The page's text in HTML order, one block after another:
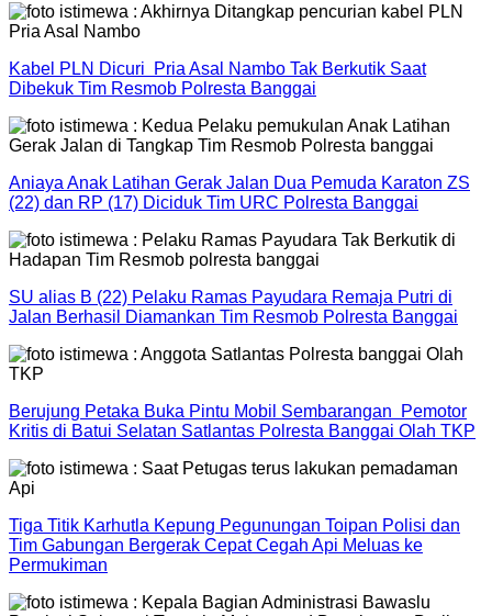
Kabel PLN Dicuri Pria Asal Nambo Tak Berkutik Saat
Dibekuk Tim Resmob Polresta Banggai
Aniaya Anak Latihan Gerak Jalan Dua Pemuda Karaton ZS
(22) dan RP (17) Diciduk Tim URC Polresta Banggai
SU alias B (22) Pelaku Ramas Payudara Remaja Putri di
Jalan Berhasil Diamankan Tim Resmob Polresta Banggai
Berujung Petaka Buka Pintu Mobil Sembarangan Pemotor
Kritis di Batui Selatan Satlantas Polresta Banggai Olah TKP
Tiga Titik Karhutla Kepung Pegunungan Toipan Polisi dan
Tim Gabungan Bergerak Cepat Cegah Api Meluas ke
Permukiman